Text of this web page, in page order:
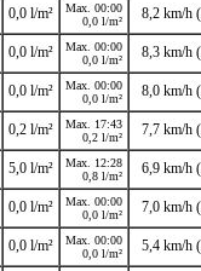
0,0 l/m²
Max. 00:00
0,0 l/m²
8,2 km/h
0,0 l/m²
Max. 00:00
0,0 l/m²
8,3 km/h
0,0 l/m²
Max. 00:00
0,0 l/m²
8,0 km/h
0,2 l/m²
Max. 17:43
0,2 l/m²
7,7 km/h
5,0 l/m²
Max. 12:28
0,8 l/m²
6,9 km/h
0,0 l/m²
Max. 00:00
0,0 l/m²
7,0 km/h
0,0 l/m²
Max. 00:00
0,0 l/m²
5,4 km/h